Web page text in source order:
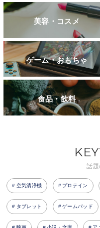
美容・コスメ
ゲーム・おもちゃ
食品・飲料
話
空気清浄機 プロテイン
タブレット ゲームパッド